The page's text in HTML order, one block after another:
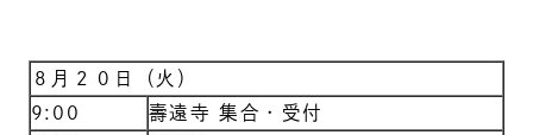
８月２０日（火）
9:00
壽遠寺 集合・受付